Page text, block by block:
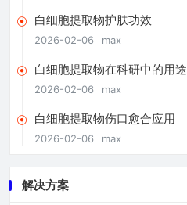
白细胞提取物护肤功效
2026-02-06 max
白细胞提取物在科研中的用途
2026-02-06 max
白细胞提取物伤口愈合应用
2026-02-06 max
解决方案